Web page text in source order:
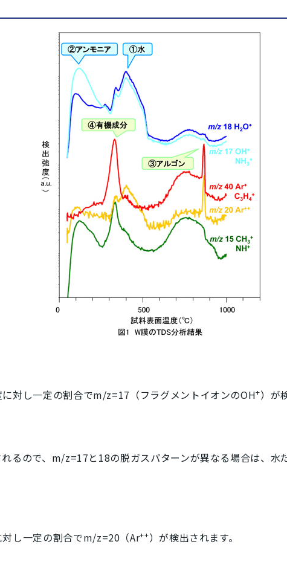
対し一定の割合でm/z=17（フラグメントイオンのOH+）が
るので、 m/z=17と18の脱ガスパターンが異なる場合は、水
し一定の割合でm/z=20（Ar++）が検出されます。